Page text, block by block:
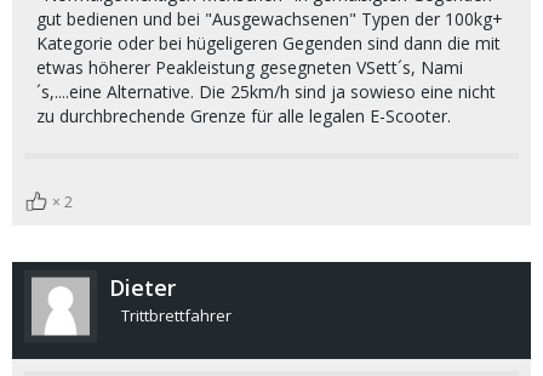
gut bedienen und bei "Ausgewachsenen" Typen der 100kg+
Kategorie oder bei hügeligeren Gegenden sind dann die mit
etwas höherer Peakleistung gesegneten VSett´s, Nami
´s,....eine Alternative. Die 25km/h sind ja sowieso eine nicht
zu durchbrechende Grenze für alle legalen E-Scooter.
2
Dieter
Trittbrettfahrer